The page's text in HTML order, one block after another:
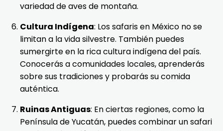
variedad de aves de montaña.
Cultura Indígena: Los safaris en México no se
limitan a la vida silvestre. También puedes
sumergirte en la rica cultura indígena del país.
Conocerás a comunidades locales, aprenderás
sobre sus tradiciones y probarás su comida
auténtica.
Ruinas Antiguas: En ciertas regiones, como la
Península de Yucatán, puedes combinar un safari